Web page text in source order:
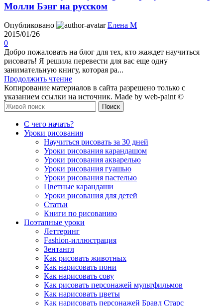
Молли Бэнг на русском
Опубликовано
Елена М
2015/01/26
0
Добро пожаловать на блог для тех, кто жаждет научиться
рисовать! Я решила перевести для вас еще одну
занимательную книгу, которая ра...
Продолжить чтение
Копирование материалов в сайта разрешено только с
указанием ссылки на источник. Made by web-paint ©
Поиск
С чего начать?
Уроки рисования
Научиться рисовать за 30 дней
Уроки рисования карандашом
Уроки рисования акварелью
Уроки рисования гуашью
Уроки рисования пастелью
Цветные карандаши
Уроки рисования для детей
Статьи
Книги по рисованию
Поэтапные уроки
Леттеринг
Fashion-иллюстрация
Зентангл
Как рисовать животных
Как нарисовать пони
Как нарисовать сову
Как рисовать персонажей мультфильмов
Как нарисовать цветы
Как нарисовать персонажей Бравл Старс